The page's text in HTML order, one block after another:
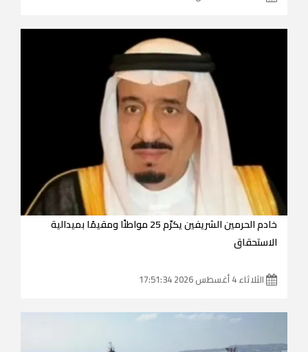
خادم الحرمين الشريفين يكرّم 25 مواطنًا ومقيمًا بميدالية
الاستحقاق
الثلاثاء 4 أغسطس 2026 17:51:34